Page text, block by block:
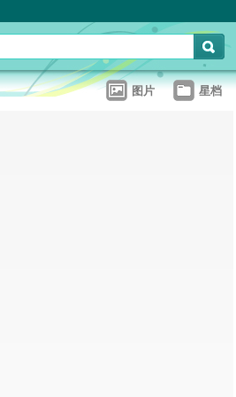
图片 星档